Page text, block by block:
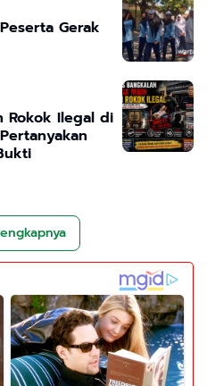
Gerak
Rokok Ilegal di